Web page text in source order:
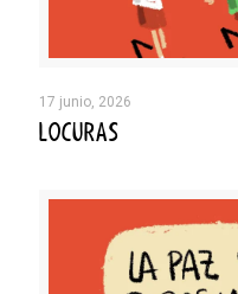
17 junio, 2026
LOCURAS